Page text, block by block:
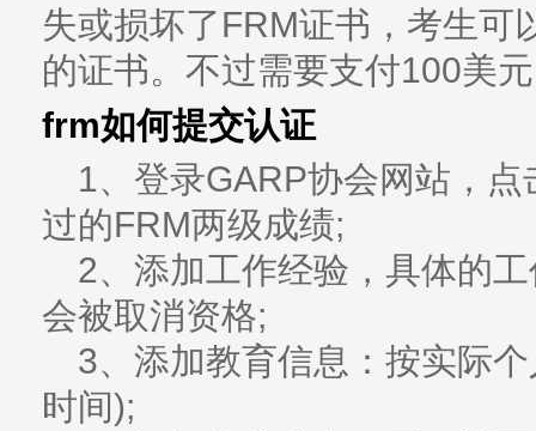
失或损坏了FRM证书，考生可
的证书。不过需要支付100美
frm如何提交认证
1、登录GARP协会网站，点
过的FRM两级成绩;
2、添加工作经验，具体的
会被取消资格;
3、添加教育信息：按实际
时间);